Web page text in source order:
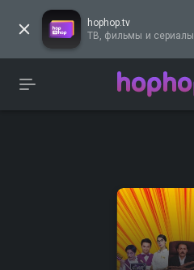
hophop.tv
ТВ, фильмы и сериалы